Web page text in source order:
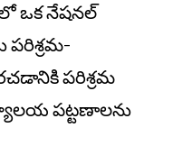
ఒక నేషనల్
పరిశ్రమ
పట్టణాలను